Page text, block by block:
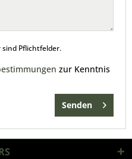
Pflichtfelder.
zur Kenntnis
Senden